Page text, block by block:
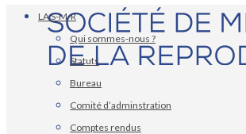
LA S-M-R
Qui sommes-nous ?
Statuts
Bureau
Comité d’adminstration
Comptes rendus